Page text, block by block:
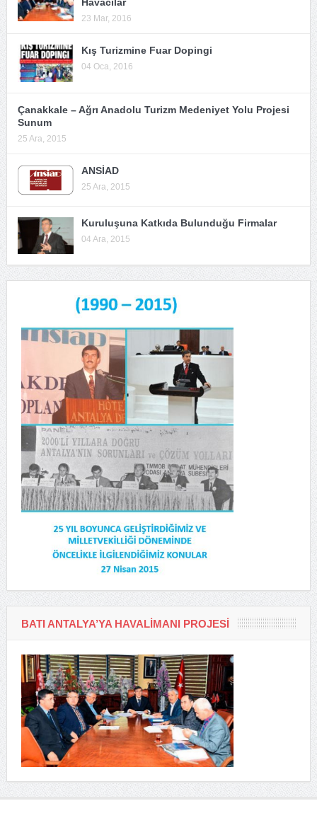
23 Mar, 2016
Kış Turizmine Fuar Dopingi
04 Oca, 2016
Çanakkale – Ağrı Anadolu Turizm Medeniyet Yolu Projesi
Sunum
25 Ara, 2015
ANSİAD
25 Ara, 2015
Kuruluşuna Katkıda Bulunduğu Firmalar
04 Ara, 2015
BATI ANTALYA’YA HAVALIMANI PROJESI